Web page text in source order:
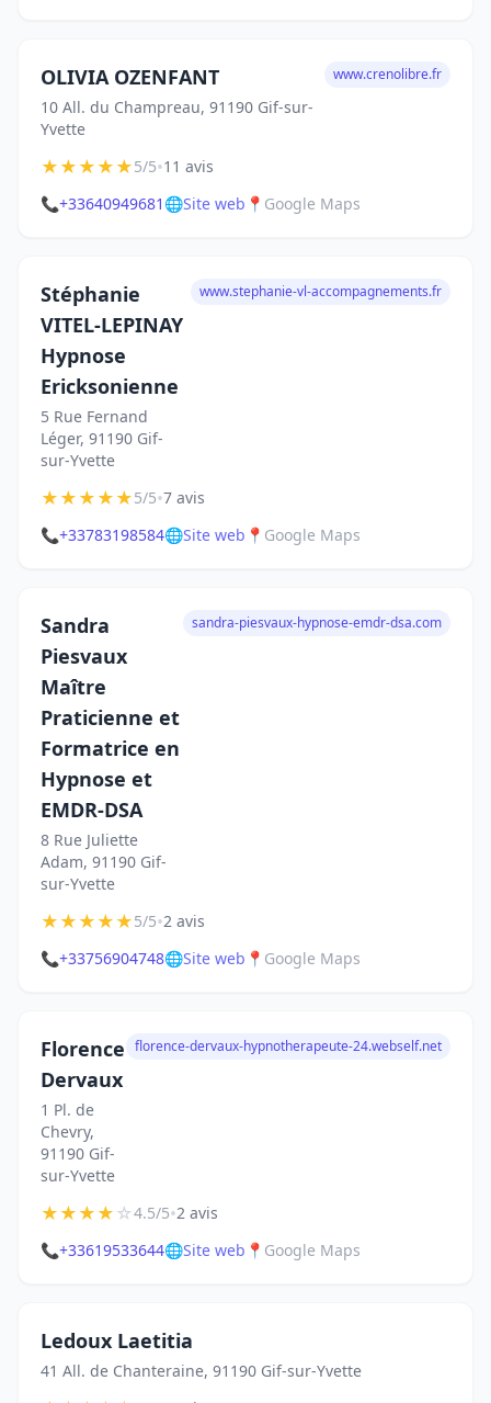
OLIVIA OZENFANT
10 All. du Champreau, 91190 Gif-sur-
Yvette
www.crenolibre.fr
★★★★★5/5•11 avis
📞+33640949681 🌐Site web 📍 Google Maps
Stéphanie
VITEL-LEPINAY
Hypnose
Ericksonienne
5 Rue Fernand
Léger, 91190 Gif-
sur-Yvette
www.stephanie-vl-accompagnements.fr
★★★★★5/5•7 avis
📞+33783198584🌐Site web 📍 Google Maps
Sandra
Piesvaux
Maître
Praticienne et
Formatrice en
Hypnose et
EMDR-DSA
8 Rue Juliette
Adam, 91190 Gif-
sur-Yvette
sandra-piesvaux-hypnose-emdr-dsa.com
★★★★★5/5•2 avis
📞+33756904748🌐Site web 📍 Google Maps
Florence
Dervaux
1 Pl. de
Chevry,
91190 Gif-
sur-Yvette
florence-dervaux-hypnotherapeute-24.webself.net
★★★★☆4.5/5•2 avis
📞+33619533644🌐Site web 📍 Google Maps
Ledoux Laetitia
41 All. de Chanteraine, 91190 Gif-sur-Yvette